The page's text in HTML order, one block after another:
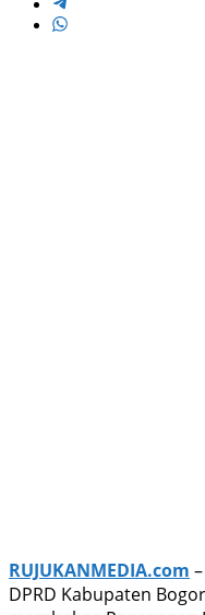
RUJUKANMEDIA.com
DPRD Kabupaten